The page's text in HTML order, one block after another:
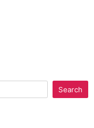
Search